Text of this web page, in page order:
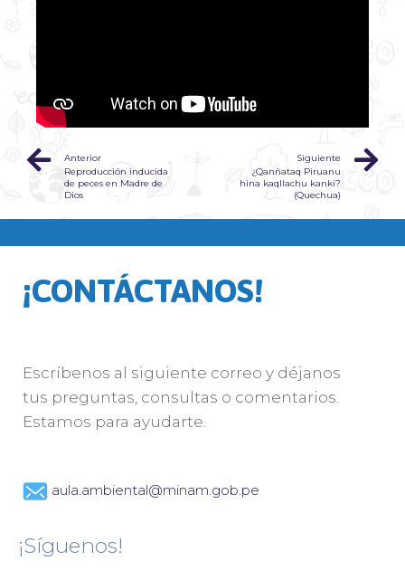
Anterior
Reproducción inducida
de peces en Madre de
Dios
Siguiente
¿Qanñataq Piruanu
hina kaqllachu kanki?
(Quechua)
¡CONTÁCTANOS!
Escríbenos al siguiente correo y déjanos
tus preguntas, consultas o comentarios.
Estamos para ayudarte.
aula.ambiental@minam.gob.pe
¡Síguenos!